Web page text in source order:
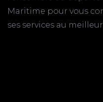
TPG RENOVATION est
en Charente-Maritime
Maritime pour vous
ses services au